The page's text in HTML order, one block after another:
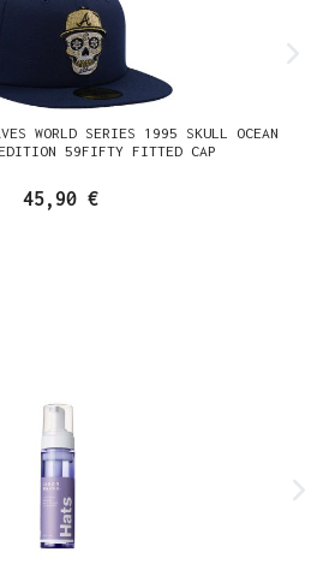
WORLD SERIES 1995 SKULL OCEAN
59FIFTY FITTED CAP
45,90 €